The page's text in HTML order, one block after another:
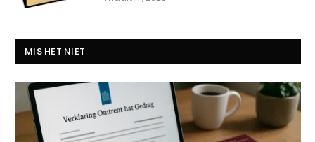
MIS HET NIET